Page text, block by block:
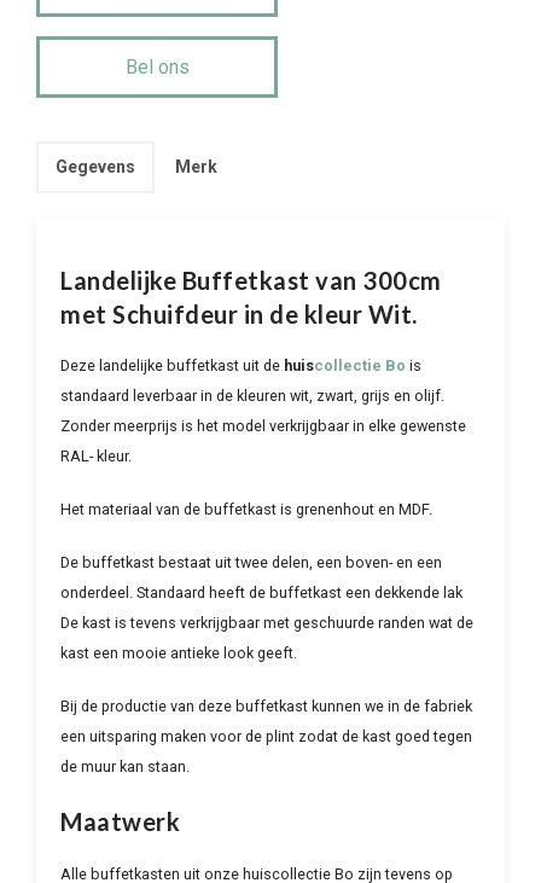
aantal
Bel ons
Gegevens Merk
Landelijke Buffetkast van 300cm
met Schuifdeur in de kleur Wit.
Deze landelijke buffetkast uit de huiscollectie Bo is
standaard leverbaar in de kleuren wit, zwart, grijs en olijf.
Zonder meerprijs is het model verkrijgbaar in elke gewenste
RAL- kleur.
Het materiaal van de buffetkast is grenenhout en MDF.
De buffetkast bestaat uit twee delen, een boven- en een
onderdeel. Standaard heeft de buffetkast een dekkende lak
De kast is tevens verkrijgbaar met geschuurde randen wat de
kast een mooie antieke look geeft.
Bij de productie van deze buffetkast kunnen we in de fabriek
een uitsparing maken voor de plint zodat de kast goed tegen
de muur kan staan.
Maatwerk
Alle buffetkasten uit onze huiscollectie Bo zijn tevens op